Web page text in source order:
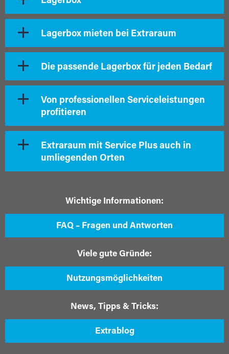
Lagerbox mieten bei Extraraum
Die passende Lagerbox für jeden Bedarf
Von professionellen Serviceleistungen
profitieren
Extraraum mit Service Plus auch in
umliegenden Orten
Wichtige Informationen:
FAQ – Fragen und Antworten
Viele gute Gründe:
Nutzungsmöglichkeiten
News, Tipps & Tricks:
Extrablog